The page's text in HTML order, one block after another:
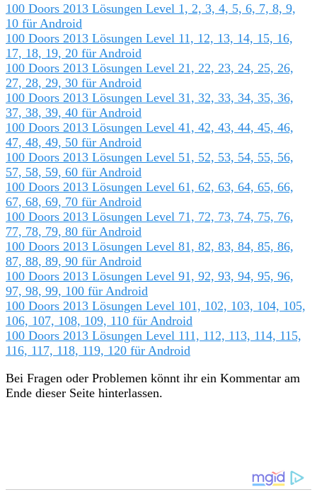
100 Doors 2013 Lösungen Level 1, 2, 3, 4, 5, 6, 7, 8, 9,
10 für Android
100 Doors 2013 Lösungen Level 11, 12, 13, 14, 15, 16,
17, 18, 19, 20 für Android
100 Doors 2013 Lösungen Level 21, 22, 23, 24, 25, 26,
27, 28, 29, 30 für Android
100 Doors 2013 Lösungen Level 31, 32, 33, 34, 35, 36,
37, 38, 39, 40 für Android
100 Doors 2013 Lösungen Level 41, 42, 43, 44, 45, 46,
47, 48, 49, 50 für Android
100 Doors 2013 Lösungen Level 51, 52, 53, 54, 55, 56,
57, 58, 59, 60 für Android
100 Doors 2013 Lösungen Level 61, 62, 63, 64, 65, 66,
67, 68, 69, 70 für Android
100 Doors 2013 Lösungen Level 71, 72, 73, 74, 75, 76,
77, 78, 79, 80 für Android
100 Doors 2013 Lösungen Level 81, 82, 83, 84, 85, 86,
87, 88, 89, 90 für Android
100 Doors 2013 Lösungen Level 91, 92, 93, 94, 95, 96,
97, 98, 99, 100 für Android
100 Doors 2013 Lösungen Level 101, 102, 103, 104, 105,
106, 107, 108, 109, 110 für Android
100 Doors 2013 Lösungen Level 111, 112, 113, 114, 115,
116, 117, 118, 119, 120 für Android
Bei Fragen oder Problemen könnt ihr ein Kommentar am
Ende dieser Seite hinterlassen.